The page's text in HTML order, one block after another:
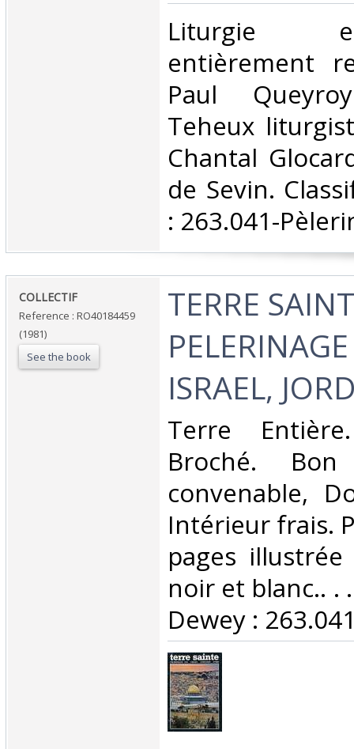
‎Liturgie
entièrement
Paul
Teheux
Chantal
de Sevin.
: 263.041-
‎COLLECTIF‎
Reference : RO40184459
(1981)
See the book
‎TERRE
ISRAEL,
‎Terre
Broché.
convenable,
Intérieur frais.
pages
noir et blanc.. .
Dewey :